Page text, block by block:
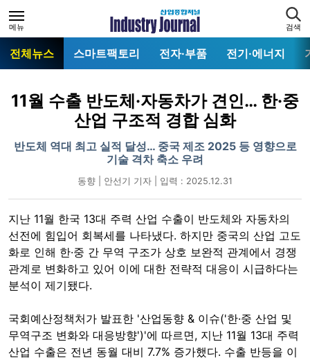
메뉴 검색
전체뉴스 스마트팩토리 전자·부품 전기·에너지
11월 수출 반도체·자동차가 견인… 한·중
산업 구조적 경합 심화
반도체 역대 최고 실적 달성… 중국 제조 2025 등 영향으로
기술 격차 축소 우려
동향 | 안선기 기자 | 입력 : 2025.12.31
지난 11월 한국 13대 주력 산업 수출이 반도체와 자동차의
선전에 힘입어 회복세를 나타냈다. 하지만 중국의 산업 고도
화로 인해 한·중 간 무역 구조가 상호 보완적 관계에서 경쟁
관계로 변화하고 있어 이에 대한 전략적 대응이 시급하다는
분석이 제기됐다.
국회예산정책처가 발표한 '산업동향 & 이슈('한·중 산업 및
무역구조 변화와 대응방향')'에 따르면, 지난 11월 13대 주력
산업 수출은 전년 동월 대비 7.7% 증가했다. 수출 반등을 이